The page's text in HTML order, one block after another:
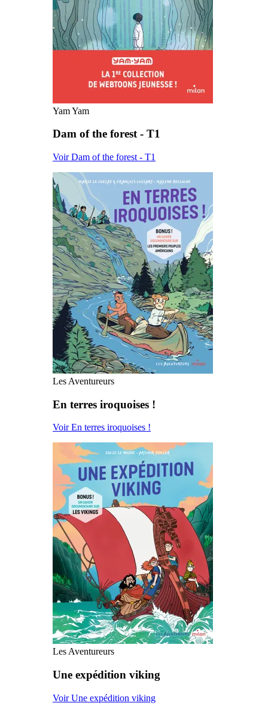
Yam Yam
Dam of the forest - T1
Voir Dam of the forest - T1
Les Aventureurs
En terres iroquoises !
Voir En terres iroquoises !
Les Aventureurs
Une expédition viking
Voir Une expédition viking